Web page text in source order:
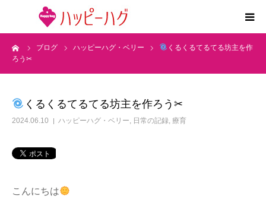
ブログ ハッピーハグ・ベリー
くるくるてるてる坊主を作
ろう✂
くるくるてるてる坊主を作ろう✂
2024.06.10 ハッピーハグ・ベリー, 日常の記録, 療育
こんにちは
2つの特徴
活動内容
施設紹介
求人情報